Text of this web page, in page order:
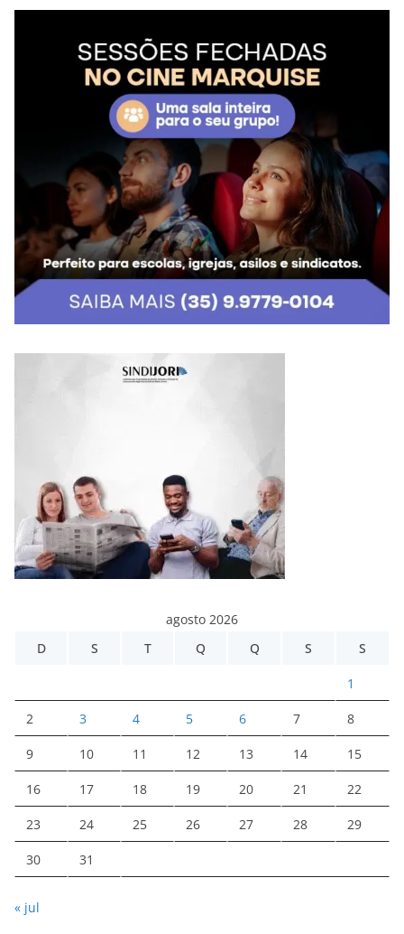
agosto 2026
D
S T Q Q S S
1
2 3 4 5 6 7 8
9 10 11 12 13 14 15
16 17 18 19 20 21 22
23 24 25 26 27 28 29
30 31
« jul